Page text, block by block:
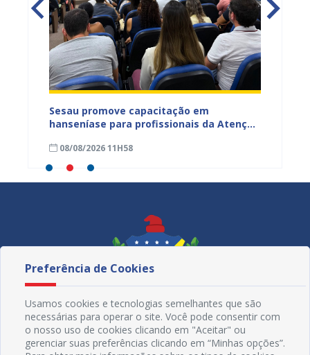
Sesau promove capacitação em
hanseníase para profissionais da Atenção
08/08/2026 11H58
Preferência de Cookies
Usamos cookies e tecnologias semelhantes que são
necessárias para operar o site. Você pode consentir com
o nosso uso de cookies clicando em "Aceitar" ou
gerenciar suas preferências clicando em “Minhas opções”.